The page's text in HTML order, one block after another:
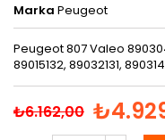
Marka Peugeot
Peugeot 807 Valeo
89015132, 89032131,
₺6.162,00